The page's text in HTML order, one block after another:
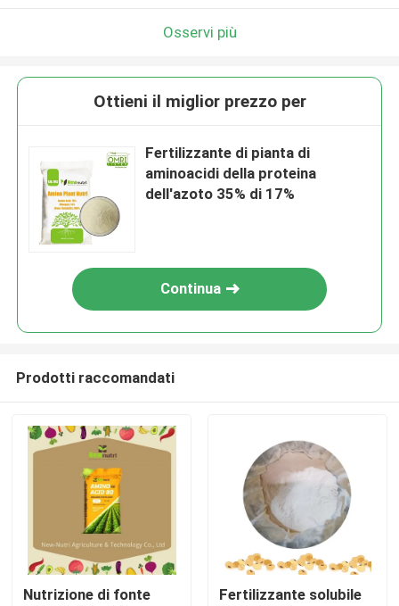
Casa
Osservi più
Ottieni il miglior prezzo per
Fertilizzante di pianta di
aminoacidi della proteina
dell'azoto 35% di 17%
Continua
Prodotti raccomandati
Nutrizione di fonte
Fertilizzante solubile